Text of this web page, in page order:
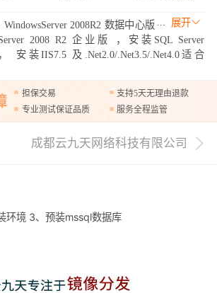
展开
2008R2 数据中心版
2008 R2 企业版 ，安装SQL Server
， 安装IIS7.5 及.Net2.0/.Net3.5/.Net4.0适合
装了补丁。
担保交易
支持5天无理由退款
专业测试保证品质
服务全程监管
成都云九天网络科技有限公司
环境 3、预装mssql数据库